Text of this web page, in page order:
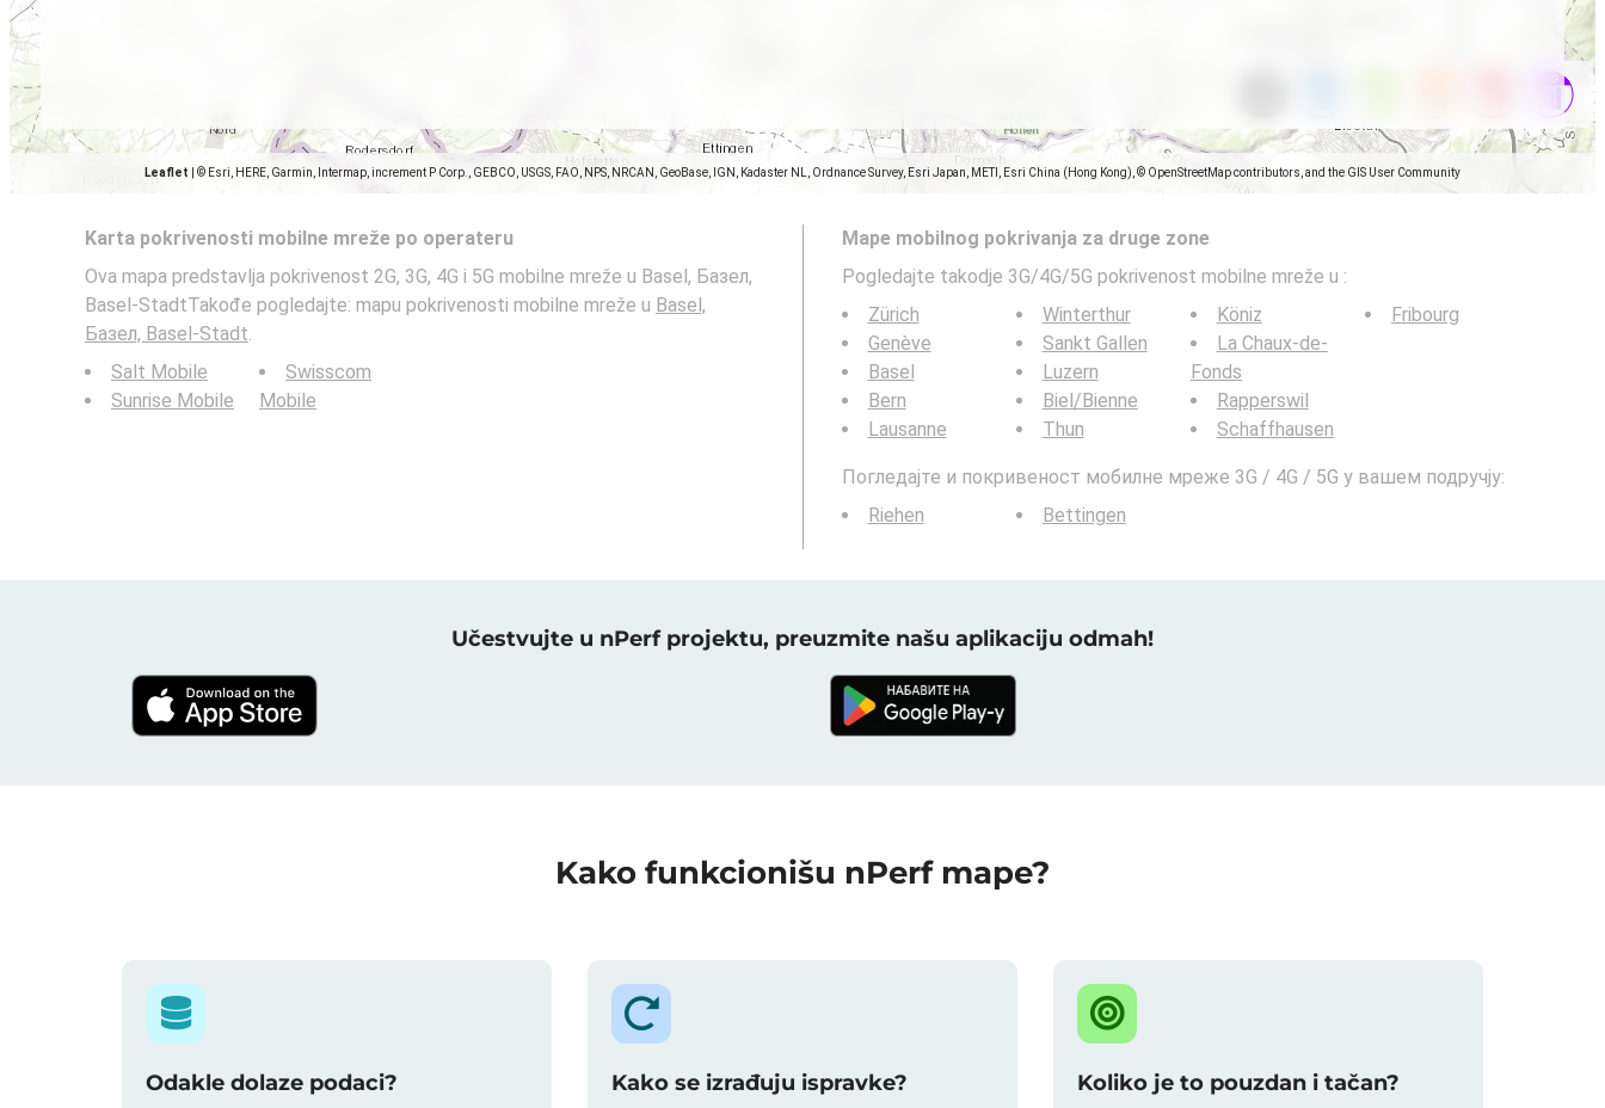
Leaflet © Esri, HERE, Garmin, Intermap, increment P Corp., GEBCO, USGS, FAO, NPS, NRCAN, GeoBase, IGN, Kadaster NL, Ordnance Survey, Esri Japan, METI, Esri China (Hong Kong), © OpenStreetMap contributors, and the GIS User Community
Karta pokrivenosti mobilne mreže po operateru
Ova mapa predstavlja pokrivenost 2G, 3G, 4G i 5G mobilne mreže u Basel, Базел,
Basel-StadtTakođe pogledajte: mapu pokrivenosti mobilne mreže u Basel,
Базел, Basel-Stadt.
Salt Mobile
Sunrise Mobile
Swisscom
Mobile
Mape mobilnog pokrivanja za druge zone
Pogledajte takodje 3G/4G/5G pokrivenost mobilne mreže u :
Zürich
Genève
Basel
Bern
Lausanne
Winterthur
Sankt Gallen
Luzern
Biel/Bienne
Thun
Köniz
La Chaux-de-
Fonds
Rapperswil
Schaffhausen
Fribourg
Погледајте и покривеност мобилне мреже 3G / 4G / 5G у вашем подручју:
Riehen
Bettingen
Učestvujte u nPerf projektu, preuzmite našu aplikaciju odmah!
Kako funkcionišu nPerf mape?
Odakle dolaze podaci? Kako se izrađuju ispravke? Koliko je to pouzdan i tačan?